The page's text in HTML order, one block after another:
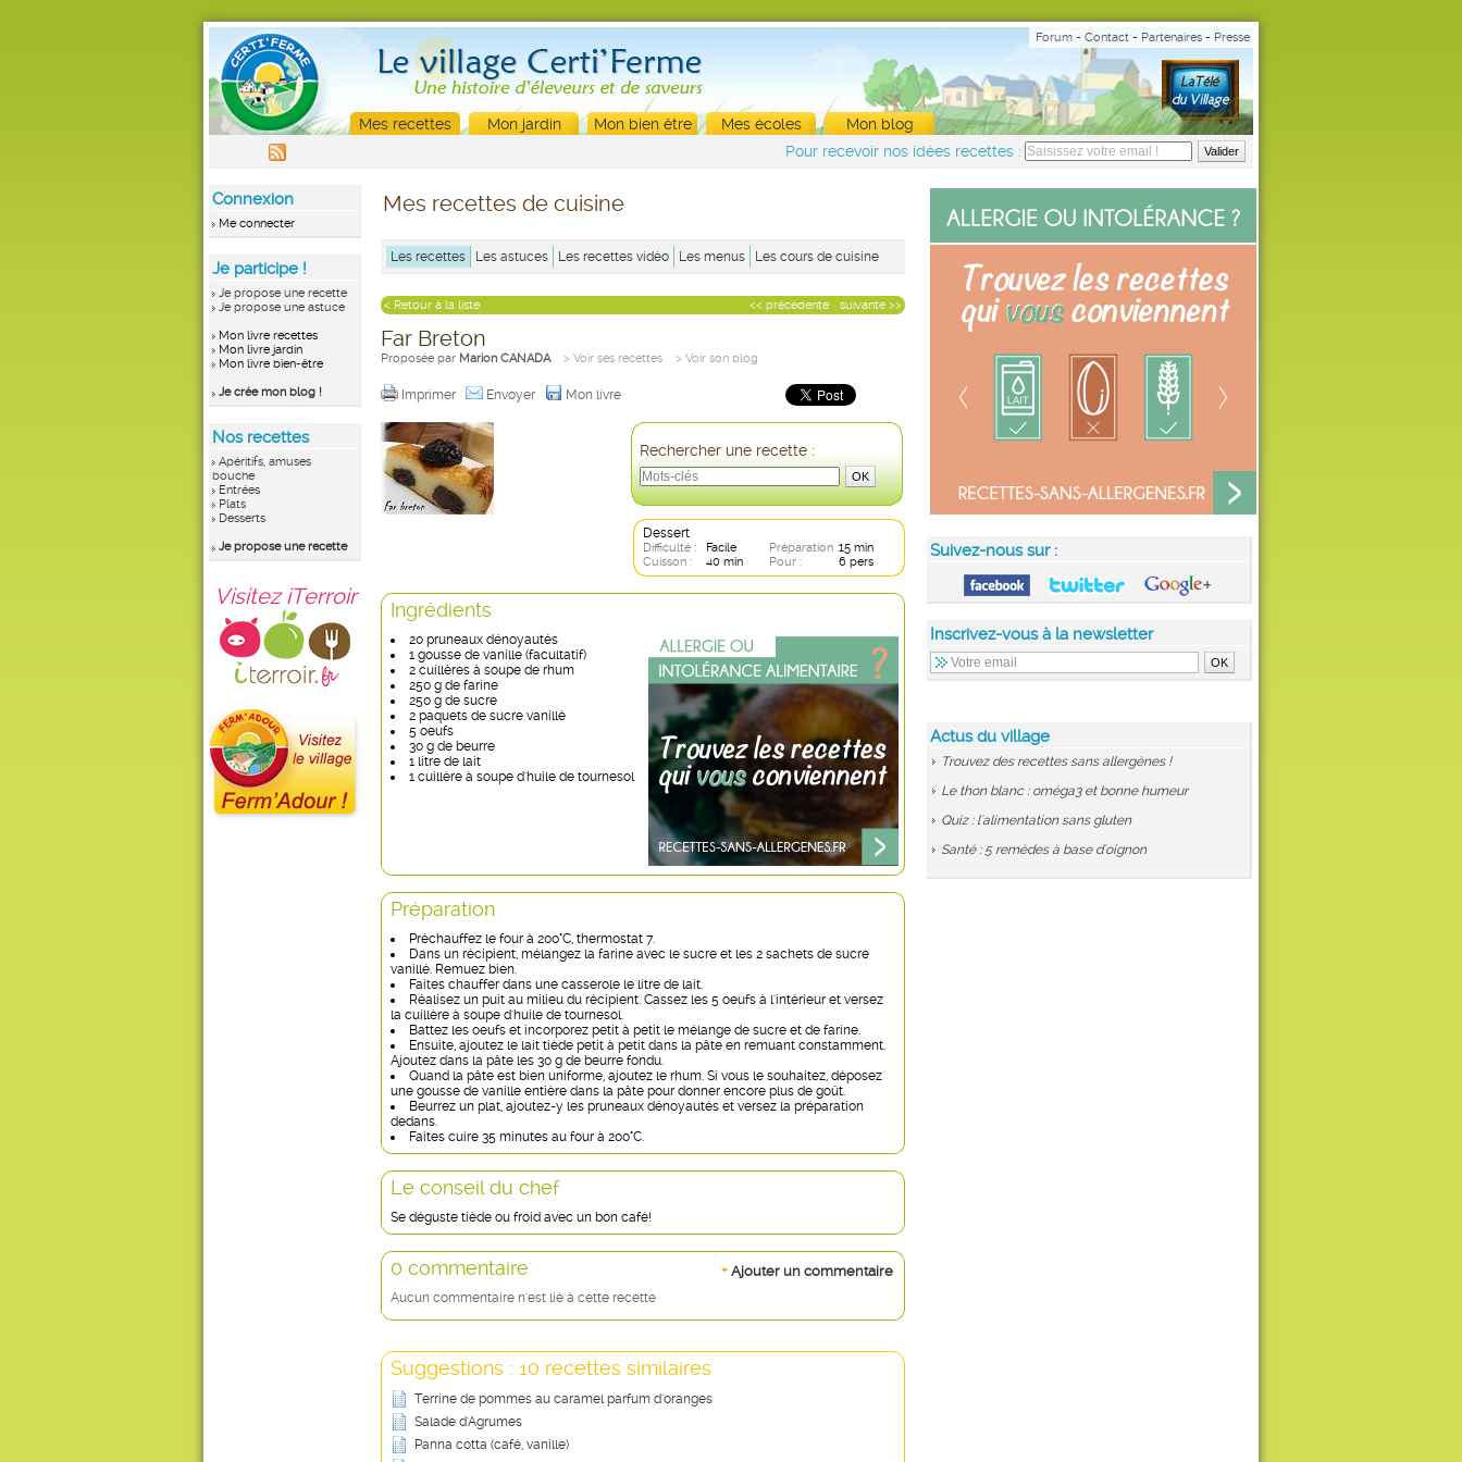
Forum - Contact - Partenaires - Presse
Mes recettes Mon jardin Mon bien être Mes écoles
Mon blog
Pour recevoir nos idées recettes :
Connexion
Me connecter
Je participe !
Je propose une recette
Je propose une astuce
Mon livre recettes
Mon livre jardin
Mon livre bien-être
Je crée mon blog !
Nos recettes
Apéritifs, amuses
bouche
Entrées
Plats
Desserts
Je propose une recette
Visitez iTerroir
Suivez-nous sur :
Inscrivez-vous à la newsletter
Actus du village
Trouvez des recettes sans allergènes !
Le thon blanc : oméga3 et bonne humeur
Quiz : l'alimentation sans gluten
Santé : 5 remèdes à base d'oignon
Mes recettes de cuisine
Les recettes Les astuces Les recettes vidéo Les menus Les cours de cuisine
suivante >>
<< précédente
< Retour à la liste
Far Breton
Proposée par Marion CANADA > Voir ses recettes > Voir son blog
Imprimer Envoyer Mon livre
Rechercher une recette :
Dessert
Difficulté : Facile Préparation :15 min
Cuisson :
40 min Pour : 6 pers
Ingrédients
20 pruneaux dénoyautés
1 gousse de vanille (facultatif)
2 cuillères à soupe de rhum
250 g de farine
250 g de sucre
2 paquets de sucre vanillé
5 oeufs
30 g de beurre
1 litre de lait
1 cuillère à soupe d'huile de tournesol
Préparation
Préchauffez le four à 200°C, thermostat 7.
Dans un récipient, mélangez la farine avec le sucre et les 2 sachets de sucre
vanillé. Remuez bien.
Faites chauffer dans une casserole le litre de lait.
Réalisez un puit au milieu du récipient. Cassez les 5 oeufs à l'intérieur et versez
la cuillère à soupe d'huile de tournesol.
Battez les oeufs et incorporez petit à petit le mélange de sucre et de farine.
Ensuite, ajoutez le lait tiède petit à petit dans la pâte en remuant constamment.
Ajoutez dans la pâte les 30 g de beurre fondu.
Quand la pâte est bien uniforme, ajoutez le rhum. Si vous le souhaitez, déposez
une gousse de vanille entière dans la pâte pour donner encore plus de goût.
Beurrez un plat, ajoutez-y les pruneaux dénoyautés et versez la préparation
dedans.
Faites cuire 35 minutes au four à 200°C.
Le conseil du chef
Se déguste tiède ou froid avec un bon café!
+ Ajouter un commentaire
0 commentaire
Aucun commentaire n'est lié à cette recette
Suggestions : 10 recettes similaires
Terrine de pommes au caramel parfum d'oranges
Salade d'Agrumes
Panna cotta (café, vanille)